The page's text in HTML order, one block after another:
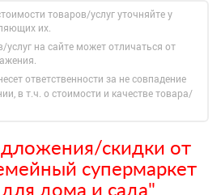
товаров/услуг уточняйте у
их.
на сайте может отличаться от
ответственности за не совпадение
в т.ч. о стоимости и качестве товара/
скидки от
супермаркет
дома и сада"